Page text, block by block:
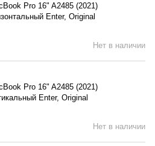
Pro 16" A2485 (2021)
Enter, Original
Нет в наличии
Pro 16" A2485 (2021)
Enter, Original
Нет в наличии